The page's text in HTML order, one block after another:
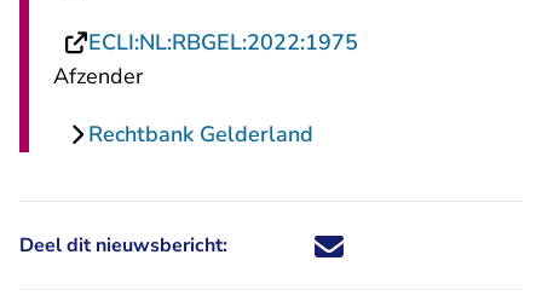
ECLI:NL:RBGEL:2022:1975
Afzender
Rechtbank Gelderland
Deel dit nieuwsbericht: Deel dit nieuwsbericht via X -
Deel dit nieuwsbericht via
Deel dit nieuwsbericht
Deel dit